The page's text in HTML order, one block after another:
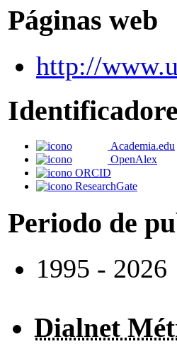
Páginas web
http://
Academia.edu
OpenAlex
ORCID
ResearchGate
Periodo de
1995 - 2026
Dialnet